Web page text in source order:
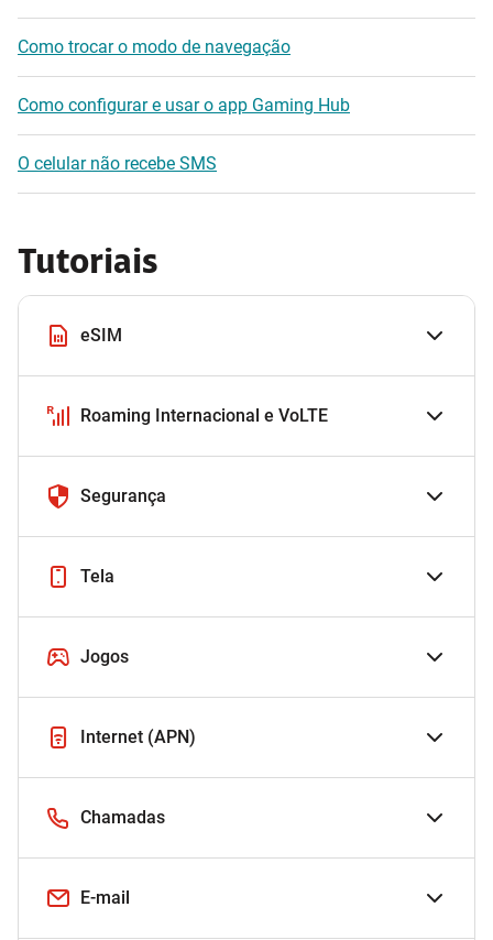
Como trocar o modo de navegação
Como configurar e usar o app Gaming Hub
O celular não recebe SMS
Tutoriais
eSIM
Roaming Internacional e VoLTE
Segurança
Tela
Jogos
Internet (APN)
Chamadas
E-mail